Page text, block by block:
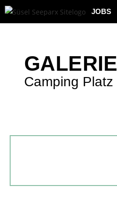
JOBS
GALERIE
Camping Platz